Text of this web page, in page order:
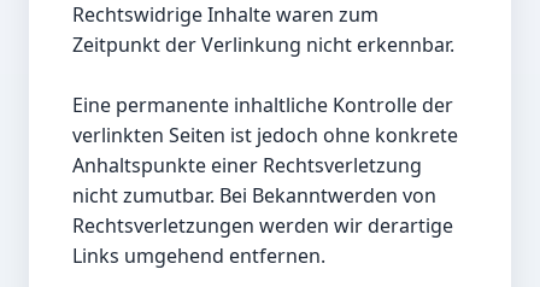
Rechtswidrige Inhalte waren zum
Zeitpunkt der Verlinkung nicht erkennbar.
Eine permanente inhaltliche Kontrolle der
verlinkten Seiten ist jedoch ohne konkrete
Anhaltspunkte einer Rechtsverletzung
nicht zumutbar. Bei Bekanntwerden von
Rechtsverletzungen werden wir derartige
Links umgehend entfernen.